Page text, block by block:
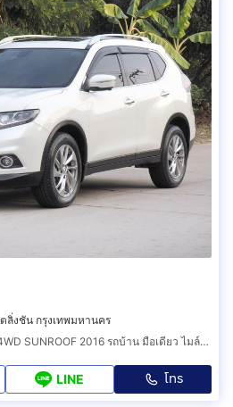
ตลิ่งชัน กรุงเทพมหานคร
NISSAN X-TRAIL 2.5 V 4WD 4WD SUNROOF 2016 รถบ้าน มือเดียว ไมล์น้อย พร้อมใช้
LINE โทร